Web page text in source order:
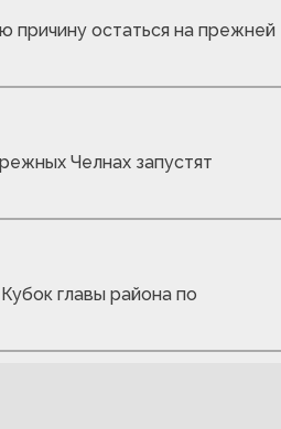
причину остаться на прежней
Челнах запустят
главы района по